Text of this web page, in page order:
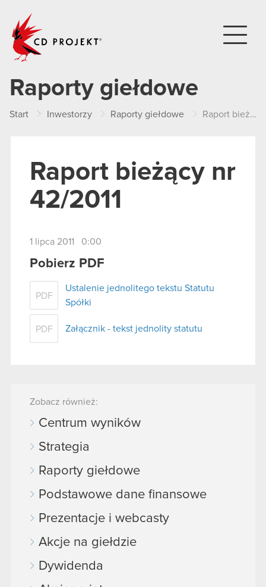
Raporty giełdowe
Start Inwestorzy Raporty giełdowe Raport bieżący nr 42/2011
Raport bieżący nr
42/2011
1 lipca 2011 0:00
Pobierz PDF
PDF
Ustalenie jednolitego tekstu Statutu
Spółki
PDF Załącznik - tekst jednolity statutu
Zobacz również:
Centrum wyników
Strategia
Raporty giełdowe
Podstawowe dane finansowe
Prezentacje i webcasty
Akcje na giełdzie
Dywidenda